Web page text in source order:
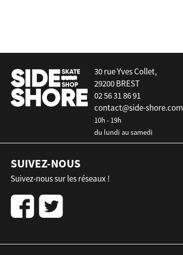
30 rue Yves Collet,
29200 BREST
02 56 31 86 91
contact@side-shore.com
10h - 19h
du lundi au samedi
SUIVEZ-NOUS
Suivez-nous sur les réseaux !